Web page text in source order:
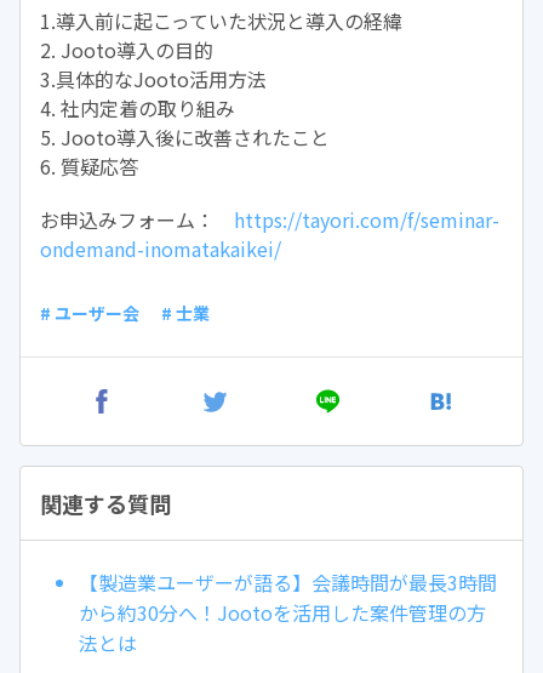
1.導入前に起こっていた状況と導入の経緯
2. Jooto導入の目的
3.具体的なJooto活用方法
4. 社内定着の取り組み
5. Jooto導入後に改善されたこと
6. 質疑応答
お申込みフォーム： https://tayori.com/f/seminar-
ondemand-inomatakaikei/
# ユーザー会 # 士業
関連する質問
【製造業ユーザーが語る】会議時間が最長3時間
から約30分へ！Jootoを活用した案件管理の方
法とは